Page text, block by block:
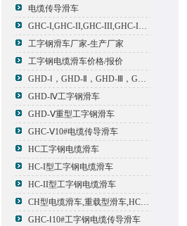
电缆传导滑车
GHC-I,GHC-II,GHC-III,GHC-IV,GHC-V电缆滑车
工字钢滑车厂家-生产厂家
工字钢电缆滑车价格/报价
GHD-Ⅰ，GHD-Ⅱ，GHD-Ⅲ，GHD-Ⅳ，GHD-Ⅴ工字钢滑车
GHD-Ⅳ工字钢滑车
GHD-Ⅴ重型工字钢滑车
GHC-Ⅴ10#电缆传导滑车
HC工字钢电缆滑车
HC-I型工字钢电缆滑车
HC-II型工字钢电缆滑车
CH型电缆滑车,重载型滑车,HC型滑车
GHC-Ⅰ10#工字钢电缆传导滑车